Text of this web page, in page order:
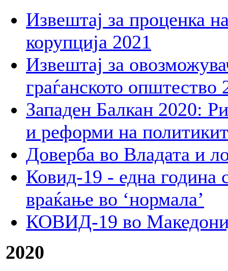
Извештај за проценка
корупција 2021
Извештај за
граѓанското општество
Западен Балкан 2020:
и реформи на
Доверба во Владата и
Ковид-19 - една година
враќање во ‘нормала’
КОВИД-19 во
2020